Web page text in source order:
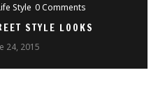
Style 0 Comments
STYLE LOOKS
24, 2015